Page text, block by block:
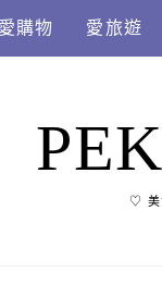
愛購物 愛旅遊
♡ 美